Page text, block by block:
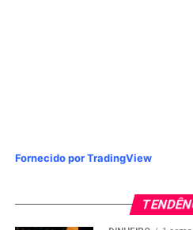
sobre os desenvolvimentos
Fornecido por TradingView